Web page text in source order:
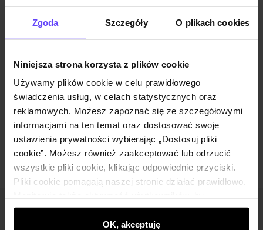
Zgoda Szczegóły O plikach cookies
Niniejsza strona korzysta z plików cookie
Używamy plików cookie w celu prawidłowego
świadczenia usług, w celach statystycznych oraz
reklamowych. Możesz zapoznać się ze szczegółowymi
informacjami na ten temat oraz dostosować swoje
ustawienia prywatności wybierając „Dostosuj pliki
cookie”. Możesz również zaakceptować lub odrzucić
wszystkie pliki cookie, klikając odpowiednie przyciski.
Pliki cookie pomagają naszej stronie działać prawidłowo.
wyświetlać im dopasowane do ich preferencji treści,
rekomendacje oraz komunikaty reklamowe informujące o
OK, akceptuję
Opis produktu
Skład
Opinie